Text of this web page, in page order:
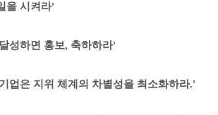
을 시켜라'
성하면 홍보, 축하하라'
업은 지위 체계의 차별성을 최소화하라.'